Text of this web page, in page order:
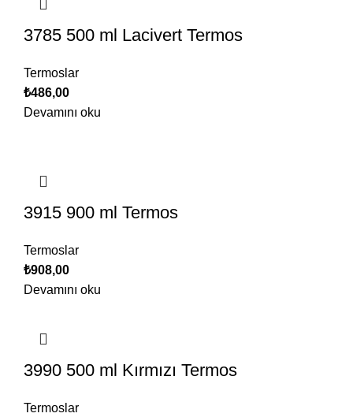
3785 500 ml Lacivert Termos
Termoslar
₺486,00
Devamını oku
3915 900 ml Termos
Termoslar
₺908,00
Devamını oku
3990 500 ml Kırmızı Termos
Termoslar